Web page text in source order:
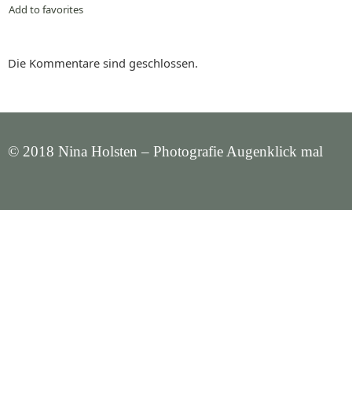
Add to favorites
Die Kommentare sind geschlossen.
© 2018 Nina Holsten – Photografie Augenklick mal